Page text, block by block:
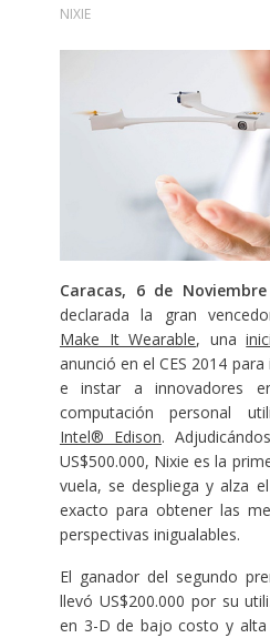
NIXIE
Caracas, 6 de
declarada la gran
Make It Wearable, una
anunció en el CES 2014
e instar a innovadores
computación personal
Intel® Edison.
US$500.000, Nixie es la
vuela, se despliega y alza
exacto para obtener las
perspectivas inigualables.
El ganador del segundo
llevó US$200.000 por su
en 3-D de bajo costo y alta